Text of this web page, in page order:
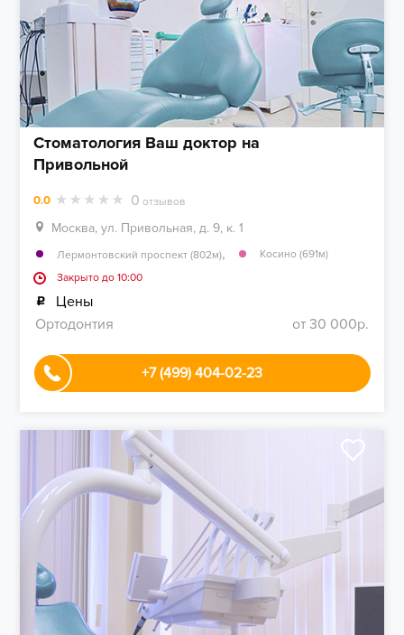
Стоматология Ваш доктор на
Привольной
0.0 0 отзывов
Москва, ул. Привольная, д. 9, к. 1
Лермонтовский проспект (802м),
Косино (691м)
Закрыто до 10:00
Цены
Ортодонтия
от 30 000р.
+7 (499) 404-02-23